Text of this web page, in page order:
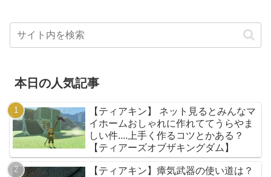
本日の人気記事
【ティアキン】 ネット見るとみんなマ
イホームおしゃれに作れててうらやま
しい件....上手く作るコツとかある？
【ティアーズオブザキングダム】
【ティアキン】瘴気武器の使い道は？